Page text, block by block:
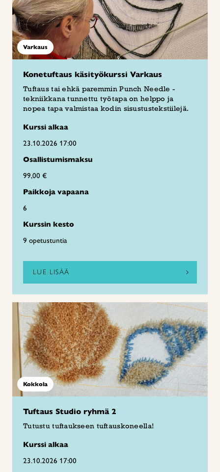
Varkaus
Konetuftaus käsityökurssi Varkaus
Tuftaus tai ehkä paremmin Punch Needle -
tekniikkana tunnettu työtapa on helppo ja
nopea tapa valmistaa kodin sisustustekstiilejä.
Kurssi alkaa
23.10.2026 17:00
Osallistumismaksu
99,00 €
Paikkoja vapaana
6
Kurssin kesto
9 opetustuntia
LUE LISÄÄ
Kokkola
Tuftaus Studio ryhmä 2
Tutustu tuftaukseen tuftauskoneella!
Kurssi alkaa
23.10.2026 17:00